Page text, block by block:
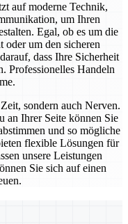
auf moderne Technik,
um Ihren
Egal, ob es um die
oder um den sicheren
dass Ihre Sicherheit
Professionelles Handeln
sondern auch Nerven.
an Ihrer Seite können Sie
und so mögliche
flexible Lösungen für
unsere Leistungen
Sie sich auf einen